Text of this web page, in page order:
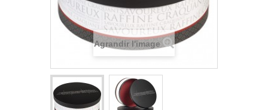
Agrandir l'image